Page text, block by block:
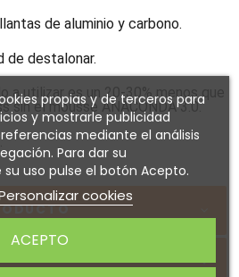
de aluminio y carbono.
de destalonar.
a utilizar es un 20-30% menos que
sin el mousse ANACONDA 3.0.
propias y de terceros para
y mostrarle publicidad
mediante el análisis
Para dar su
uso pulse el botón Acepto.
cookies
ACEPTO